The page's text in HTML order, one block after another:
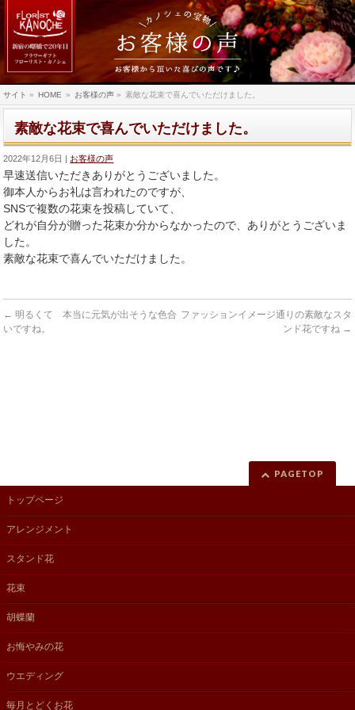
サイト » HOME » お客様の声 » 素敵な花束で喜んでいただけました。
素敵な花束で喜んでいただけました。
2022年12月6日 お客様の声
早速送信いただきありがとうございました。
御本人からお礼は言われたのですが、
SNSで複数の花束を投稿していて、
どれが自分が贈った花束か分からなかったので、ありがとうございま
した。
素敵な花束で喜んでいただけました。
← 明るくて 本当に元気が出そうな色合
いですね。
ファッションイメージ通りの素敵なスタ
ンド花ですね →
PAGETOP
トップページ
アレンジメント
スタンド花
花束
胡蝶蘭
お悔やみの花
ウエディング
毎月とどくお花